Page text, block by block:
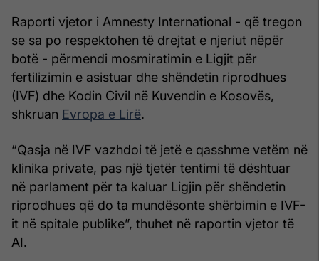
Raporti vjetor i Amnesty International - që tregon
se sa po respektohen të drejtat e njeriut nëpër
botë - përmendi mosmiratimin e Ligjit për
fertilizimin e asistuar dhe shëndetin riprodhues
(IVF) dhe Kodin Civil në Kuvendin e Kosovës,
shkruan Evropa e Lirë.
“Qasja në IVF vazhdoi të jetë e qasshme vetëm në
klinika private, pas një tjetër tentimi të dështuar
në parlament për ta kaluar Ligjin për shëndetin
riprodhues që do ta mundësonte shërbimin e IVF-
it në spitale publike”, thuhet në raportin vjetor të
AI.